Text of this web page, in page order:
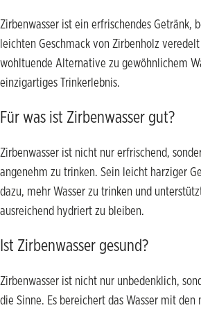
Zirbenwasser ist ein erfrischendes Getränk,
leichten Geschmack von Zirbenholz
wohltuende Alternative zu gewöhnlichem
einzigartiges Trinkerlebnis.
Für was ist Zirbenwasser gut?
Zirbenwasser ist nicht nur erfrischend,
angenehm zu trinken. Sein leicht harziger
dazu, mehr Wasser zu trinken und
ausreichend hydriert zu bleiben.
Ist Zirbenwasser gesund?
Zirbenwasser ist nicht nur unbedenklich,
die Sinne. Es bereichert das Wasser mit